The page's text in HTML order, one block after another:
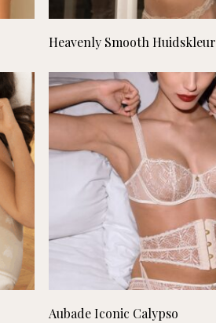
Lees verder
Heavenly Smooth Huidskleur
Lees verder
Aubade Iconic Calypso